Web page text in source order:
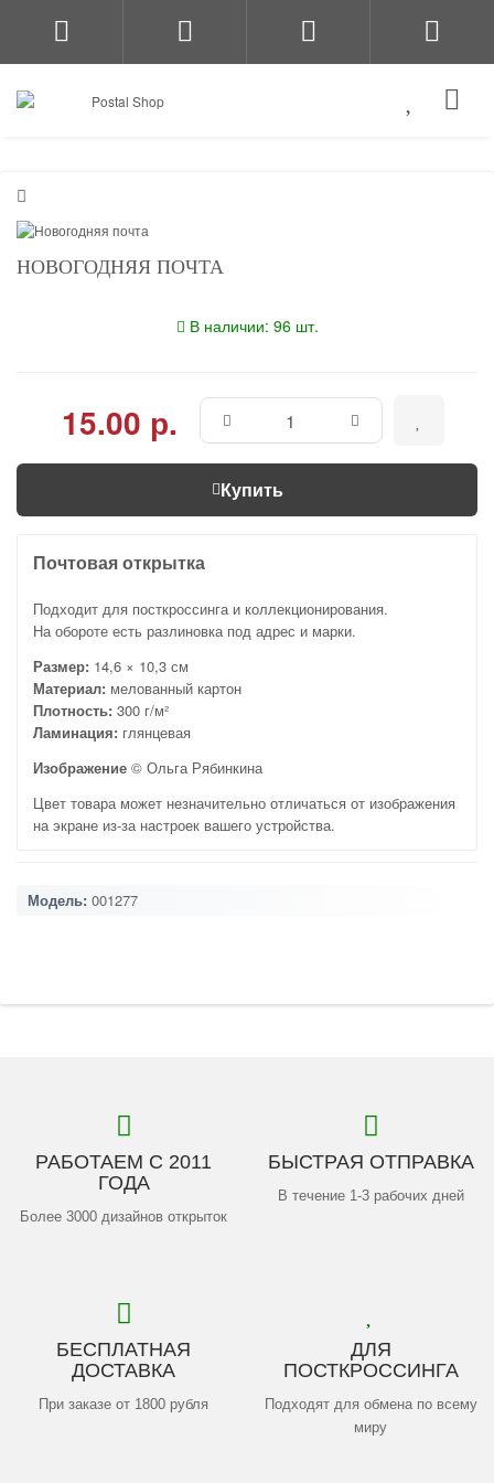
НОВОГОДНЯЯ ПОЧТА
В наличии: 96 шт.
15.00 р.
Купить
Почтовая открытка
Подходит для посткроссинга и коллекционирования.
На обороте есть разлиновка под адрес и марки.
Размер: 14,6 × 10,3 см
Материал: мелованный картон
Плотность: 300 г/м²
Ламинация: глянцевая
Изображение © Ольга Рябинкина
Цвет товара может незначительно отличаться от изображения
на экране из-за настроек вашего устройства.
Модель: 001277
РАБОТАЕМ С 2011
ГОДА
Более 3000 дизайнов открыток
БЫСТРАЯ ОТПРАВКА
В течение 1-3 рабочих дней
БЕСПЛАТНАЯ
ДОСТАВКА
При заказе от 1800 рубля
ДЛЯ
ПОСТКРОССИНГА
Подходят для обмена по всему
миру